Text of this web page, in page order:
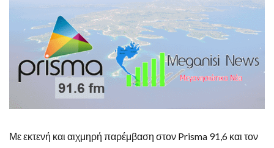
Με εκτενή και αιχμηρή παρέμβαση στον Prisma 91,6 και τον